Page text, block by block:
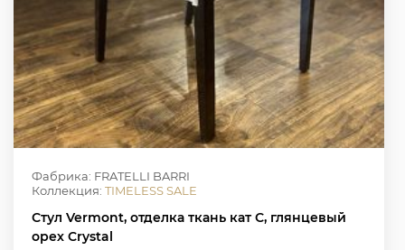
Фабрика: FRATELLI BARRI
Коллекция: TIMELESS SALE
Стул Vermont, отделка ткань кат С, глянцевый
орех Crystal